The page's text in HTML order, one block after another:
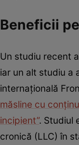
Beneficii
Un studiu recent
iar un alt studiu a
internaţională
măsline cu
incipient”. Studiul
cronică (LLC) în